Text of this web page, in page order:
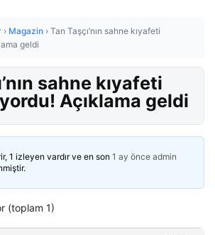
› Magazin › Tan Taşçı’nın sahne kıyafeti
geldi
sahne kıyafeti
Açıklama geldi
1 izleyen vardır ve en son 1 ay önce admin
(toplam 1)